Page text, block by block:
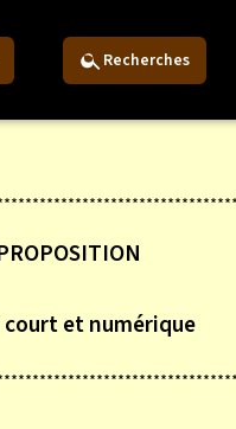
Recherches
et numérique